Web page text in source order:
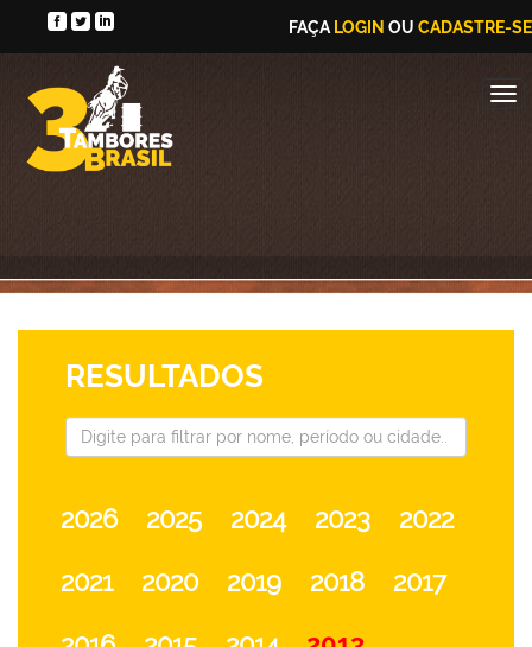
FAÇA LOGIN OU CADASTRE-SE
RESULTADOS
2026 2025 2024 2023 2022
2021 2020 2019 2018 2017